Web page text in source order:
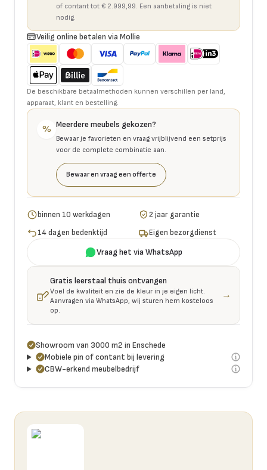
of contant tot € 2.999,99. Een aanbetaling is niet
nodig.
Veilig online betalen via Mollie
De beschikbare betaalmethoden kunnen verschillen per land,
apparaat, klant en bestelling.
% Meerdere meubels gekozen?
Bewaar je favorieten en vraag vrijblijvend een setprijs
voor de complete combinatie aan.
Bewaar en vraag een offerte
binnen 10 werkdagen
2 jaar garantie
14 dagen bedenktijd
Eigen bezorgdienst
Vraag het via WhatsApp
Gratis leerstaal thuis ontvangen
Voel de kwaliteit en zie de kleur in je eigen licht.
Aanvragen via WhatsApp, wij sturen hem kosteloos
op.
→
Showroom van 3000 m2 in Enschede
Mobiele pin of contant bij levering
CBW-erkend meubelbedrijf